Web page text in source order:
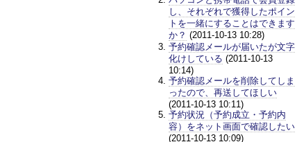
し、それぞれで獲得したポイン
トを一緒にすることはできます
か？ (2011-10-13 10:28)
予約確認メールが届いたが文字
化けしている (2011-10-13
10:14)
予約確認メールを削除してしま
ったので、再送してほしい
(2011-10-13 10:11)
予約状況（予約成立・予約内
容）をネット画面で確認したい
(2011-10-13 10:09)